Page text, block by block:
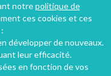
notrepolitique de
ces cookies et ces
développer de nouveaux.
leur efficacité.
en fonction de vos